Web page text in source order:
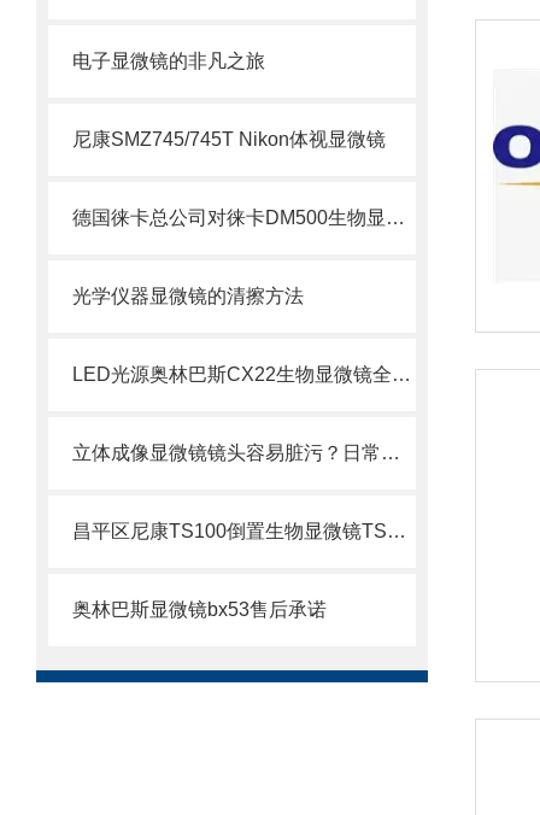
电子显微镜的非凡之旅
尼康SMZ745/745T Nikon体视显微镜
德国徕卡总公司对徕卡DM500生物显微镜的全面解析DM500徕卡
光学仪器显微镜的清擦方法
LED光源奥林巴斯CX22生物显微镜全面问市
立体成像显微镜镜头容易脏污？日常清洁与保养规范
昌平区尼康TS100倒置生物显微镜TS100
奥林巴斯显微镜bx53售后承诺